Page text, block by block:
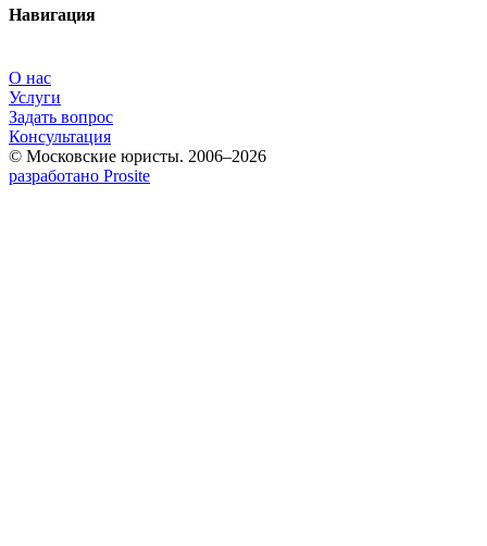
Навигация
О нас
Услуги
Задать вопрос
Консультация
© Московские юристы. 2006–2026
разработано Prosite